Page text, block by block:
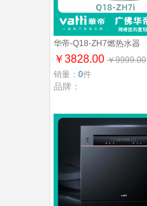
华帝-Q18-ZH7燃热水器
￥3828.00 ￥9999.00
销量： 0件
品牌：